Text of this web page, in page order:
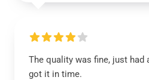
The quality was fine, just had
got it in time.